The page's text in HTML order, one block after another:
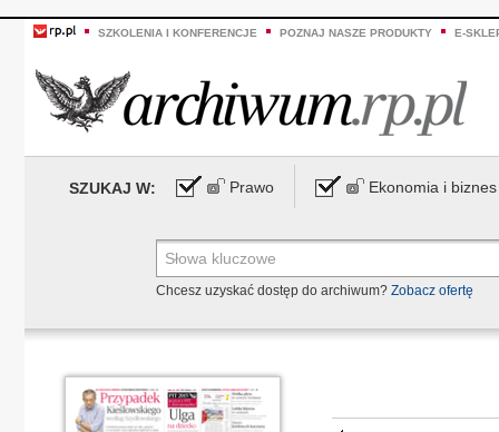
SZKOLENIA I KONFERENCJE POZNAJ NASZE PRODUKTY E-
SZUKAJ W: Prawo Ekonomia i biznes
Chcesz uzyskać dostęp do archiwum? Zobacz ofertę